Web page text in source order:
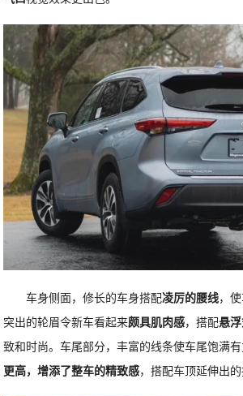
车身侧面，修长的车身搭配凌厉的腰线，
突出的轮眉令新车看起来颇具肌肉感，搭配悬
致和时尚。车尾部分，丰富的线条使车尾饱满
更高，增添了整车的精致感，搭配车顶延伸出